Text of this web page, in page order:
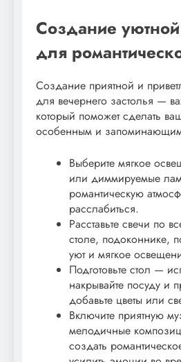
Создание
для
Создание приятной и
для вечернего застолья —
который поможет сделать
особенным и
Выберите мягкое
или диммируемые
романтическую
расслабиться.
Расставьте свечи по
столе, подоконнике,
уют и мягкое
Подготовьте стол —
накрывайте посуду и
добавьте цветы или
Включите приятную
мелодичные
создать